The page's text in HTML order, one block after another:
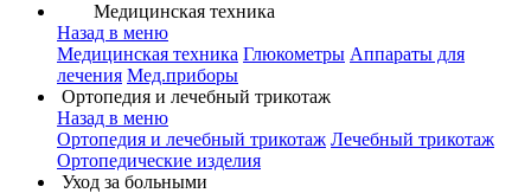
Медицинская техника
Назад в меню
Медицинская техника Глюкометры Аппараты для
лечения Мед.приборы
Ортопедия и лечебный трикотаж
Назад в меню
Ортопедия и лечебный трикотаж Лечебный трикотаж
Ортопедические изделия
Уход за больными